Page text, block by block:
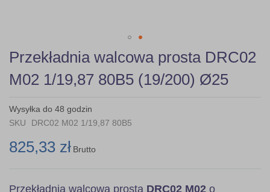
Skip
to
the
beginning
the
images
Przekładnia walcowa prosta DRC02
M02 1/19,87 80B5 (19/200) Ø25
Wysyłka do 48 godzin
SKU
DRC02 M02 1/19,87 80B5
825,33 zł Brutto
Przekładnia walcowa prosta DRC02 M02 o